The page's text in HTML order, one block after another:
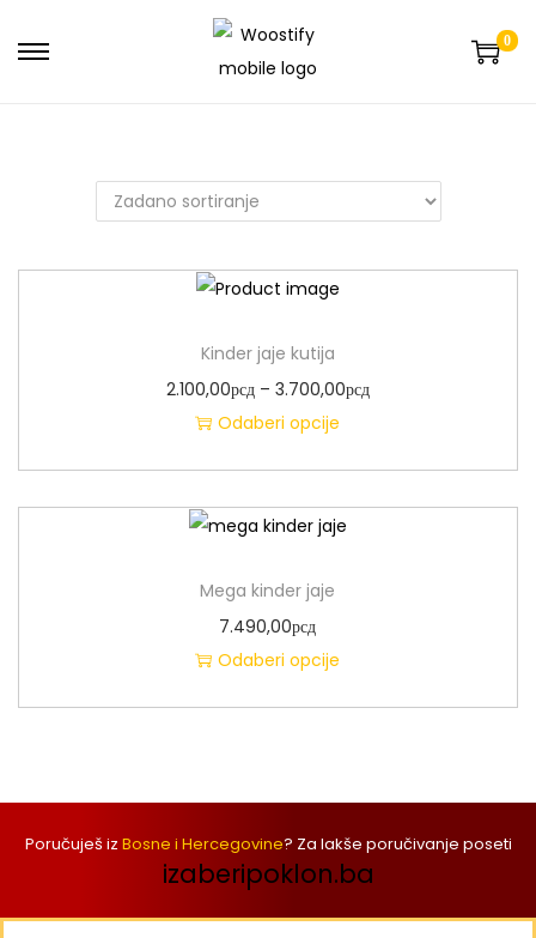
0
Kinder jaje kutija
2.100,00рсд – 3.700,00рсд
Odaberi opcije
Mega kinder jaje
7.490,00рсд
Odaberi opcije
Poručuješ iz Bosne i Hercegovine? Za lakše poručivanje poseti
izaberipoklon.ba